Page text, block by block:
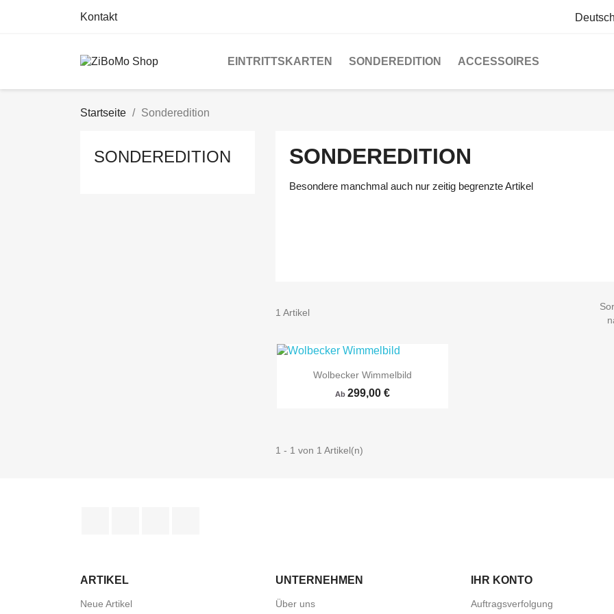
Kontakt Deutsch
EINTRITTSKARTEN SONDEREDITION ACCESSOIRES
Startseite Sonderedition
SONDEREDITION SONDEREDITION
Besondere manchmal auch nur zeitig begrenzte Artikel
1 Artikel
Wolbecker Wimmelbild
Ab299,00 €
1 - 1 von 1 Artikel(n)
ARTIKEL
Neue Artikel
UNTERNEHMEN
Über uns
IHR KONTO
Auftragsverfolgung